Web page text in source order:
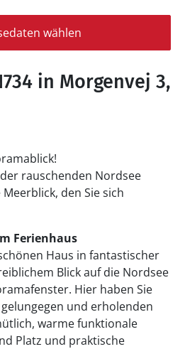
wählen
in Morgenvej 3,
rauschenden Nordsee
den Sie sich
Ferienhaus
Haus in fantastischer
Blick auf die Nordsee
Hier haben Sie
und erholenden
warme funktionale
Platz und praktische